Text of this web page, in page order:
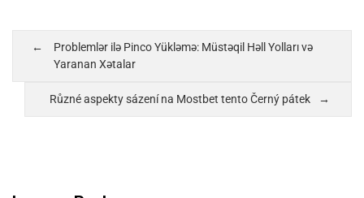
Problemlər ilə Pinco Yükləmə: Müstəqil Həll Yolları və
Yaranan Xətalar
Různé aspekty sázení na Mostbet tento Černý pátek